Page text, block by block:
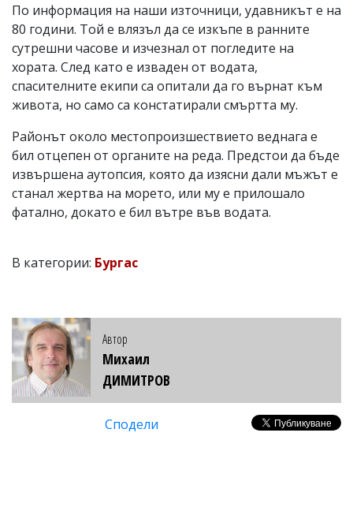
По информация на наши източници, удавникът е на
80 години. Той е влязъл да се изкъпе в ранните
сутрешни часове и изчезнал от погледите на
хората. След като е изваден от водата,
спасителните екипи са опитали да го върнат към
живота, но само са констатирали смъртта му.
Районът около местопроизшествието веднага е
бил отцепен от органите на реда. Предстои да бъде
извършена аутопсия, която да изясни дали мъжът е
станал жертва на морето, или му е прилошало
фатално, докато е бил вътре във водата.
В категории: Бургас
Автор
Михаил
ДИМИТРОВ
Сподели